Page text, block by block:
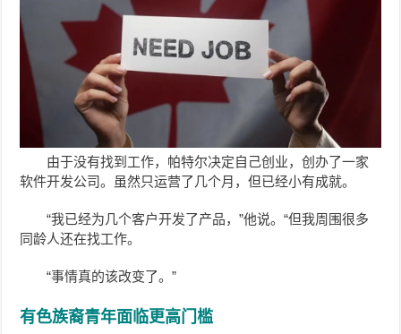
由于没有找到工作，帕特尔决定自己创业，创办了一家
软件开发公司。虽然只运营了几个月，但已经小有成就。
“我已经为几个客户开发了产品，”他说。“但我周围很多
同龄人还在找工作。
“事情真的该改变了。”
有色族裔青年面临更高门槛